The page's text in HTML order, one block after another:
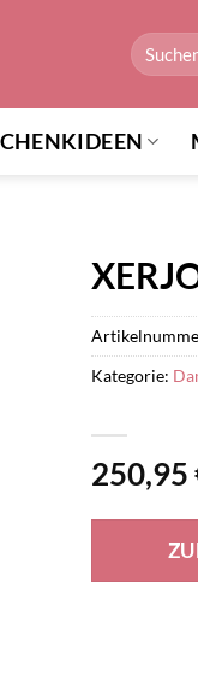
Suchen
nach:
250,95
Kategorie: